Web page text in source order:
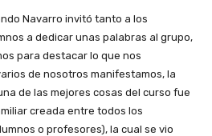
Navarro invitó tanto a los
a dedicar unas palabras al grupo,
para destacar lo que nos
de nosotros manifestamos, la
de las mejores cosas del curso fue
creada entre todos los
o profesores), la cual se vio